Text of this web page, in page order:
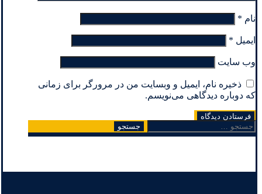
نام *
ایمیل *
وب‌ سایت
ذخیره نام، ایمیل و وبسایت من در مرورگر برای زمانی
که دوباره دیدگاهی می‌نویسم.
جستجو
برای: